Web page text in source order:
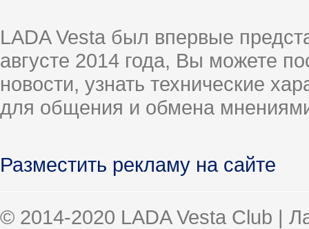
LADA Vesta был впервые
августе 2014 года, Вы можете
новости, узнать технические
для общения и обмена
Разместить рекламу на сайте
© 2014-2020 LADA Vesta Club |